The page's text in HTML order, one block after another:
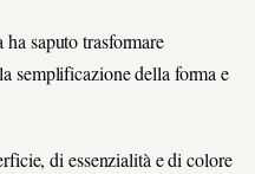
saputo trasformare
semplificazione della forma e
di essenzialità e di colore